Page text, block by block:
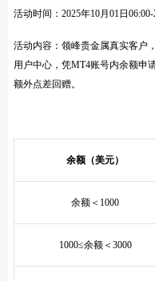
活动时间： 2025年10月 01日
活动内容：领峰贵金属真实客户
用户中心，凭MT4账号内余额申
额外点差回赠。
余额（美元）
余额＜ 1000
1000≤余额＜ 3000